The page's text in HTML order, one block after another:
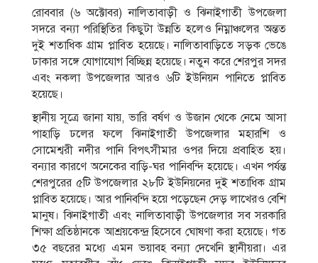
রোববার (৬ অক্টোবর) নালিতাবাড়ী ও ঝিনাইগাতী উপজেলা
সদরে বন্যা পরিস্থিতির কিছুটা উন্নতি হলেও নিম্নাঞ্চলের অন্তত
দুই শতাধিক গ্রাম প্লাবিত হয়েছে। নালিতাবাড়িতে সড়ক ভেঙে
ঢাকার সঙ্গে যোগাযোগ বিচ্ছিন্ন হয়েছে। নতুন করে শেরপুর সদর
এবং নকলা উপজেলার আরও ৬টি ইউনিয়ন পানিতে প্লাবিত
হয়েছে।
স্থানীয় সূত্রে জানা যায়, ভারি বর্ষণ ও উজান থেকে নেমে আসা
পাহাড়ি ঢলের ফলে ঝিনাইগাতী উপজেলার মহারশি ও
সোমেশ্বরী নদীর পানি বিপৎসীমার ওপর দিয়ে প্রবাহিত হয়।
বন্যার কারণে অনেকের বাড়ি-ঘর পানিবন্দি হয়েছে। এখন পর্যন্ত
শেরপুরের ৫টি উপজেলার ২৮টি ইউনিয়নের দুই শতাধিক গ্রাম
প্লাবিত হয়েছে। আর পানিবন্দি হয়ে পড়েছেন দেড় লাখেরও বেশি
মানুষ। ঝিনাইগাতী এবং নালিতাবাড়ী উপজেলার সব সরকারি
শিক্ষা প্রতিষ্ঠানকে আশ্রয়কেন্দ্র হিসেবে ঘোষণা করা হয়েছে। গত
৩৫ বছরের মধ্যে এমন ভয়াবহ বন্যা দেখেনি স্থানীয়রা। এর